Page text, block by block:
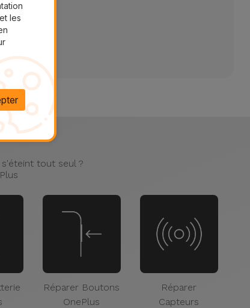
tout seul ?
Réparer Boutons
OnePlus
Réparer
Capteurs
les